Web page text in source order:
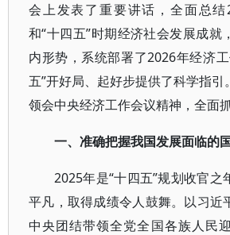
会上发表了重要讲话，全面总
和“十四五”时期经济社会发展成就
内形势，系统部署了2026年经济
五”开好局、起好步提供了科学指引
领会中央经济工作会议精神，全面
一、准确把握我国发展面临的
2025年是“十四五”规划收官之
平凡，取得成绩令人鼓舞。以习近
中央团结带领全党全国各族人民